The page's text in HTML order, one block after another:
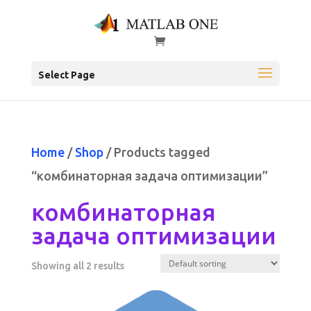
Select Page
Home/ Shop/ Products tagged
“комбинаторная задача оптимизации”
комбинаторная
задача оптимизации
Showing all 2 results